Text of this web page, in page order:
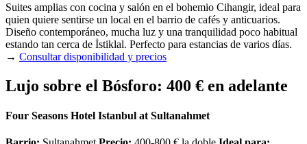
Suites amplias con cocina y salón en el bohemio Cihangir, ideal para
quien quiere sentirse un local en el barrio de cafés y anticuarios.
Diseño contemporáneo, mucha luz y una tranquilidad poco habitual
estando tan cerca de İstiklal. Perfecto para estancias de varios días.
→ Consultar disponibilidad y precios
Lujo sobre el Bósforo: 400 € en adelante
Four Seasons Hotel Istanbul at Sultanahmet